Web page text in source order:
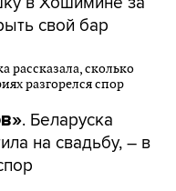
свой бар
. Беларуска
на свадьбу, – в